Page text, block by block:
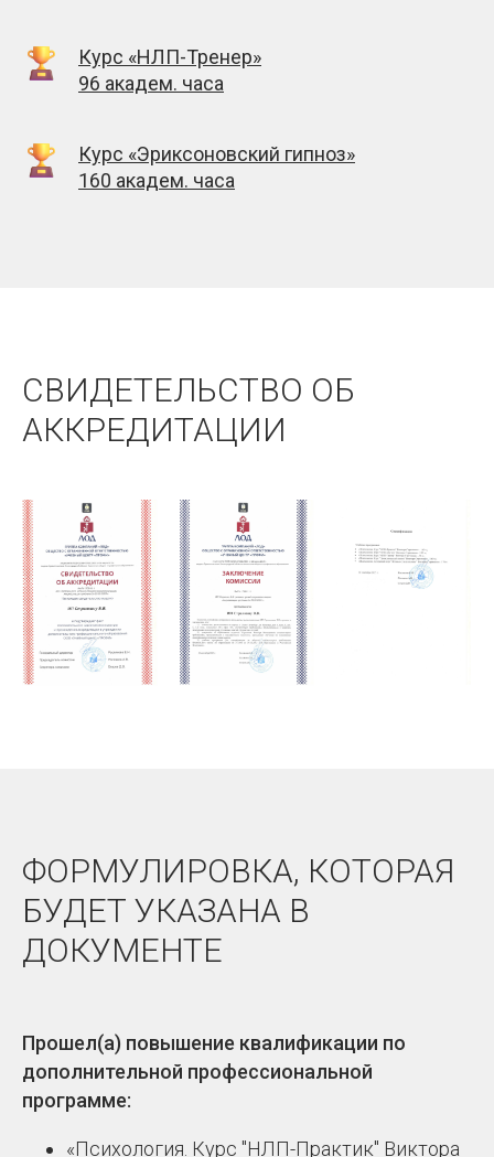
Курс «НЛП-Тренер»
96 академ. часа
Курс «Эриксоновский гипноз»
160 академ. часа
СВИДЕТЕЛЬСТВО ОБ
АККРЕДИТАЦИИ
ФОРМУЛИРОВКА, КОТОРАЯ
БУДЕТ УКАЗАНА В
ДОКУМЕНТЕ
Прошел(а) повышение квалификации по
дополнительной профессиональной
программе:
«Психология. Курс "НЛП-Практик" Виктора